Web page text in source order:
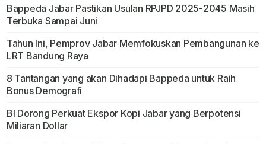
Bappeda Jabar Pastikan Usulan RPJPD 2025-2045 Masih
Terbuka Sampai Juni
Tahun Ini, Pemprov Jabar Memfokuskan Pembangunan ke
LRT Bandung Raya
8 Tantangan yang akan Dihadapi Bappeda untuk Raih
Bonus Demografi
BI Dorong Perkuat Ekspor Kopi Jabar yang Berpotensi
Miliaran Dollar